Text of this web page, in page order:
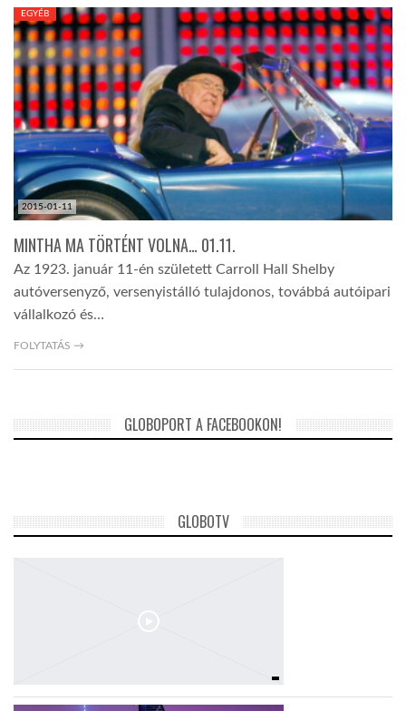
2015-01-11
EGYÉB
MINTHA MA TÖRTÉNT VOLNA… 01.11.
Az 1923. január 11-én született Carroll Hall Shelby
autóversenyző, versenyistálló tulajdonos, továbbá autóipari
vállalkozó és…
FOLYTATÁS →
GLOBOPORT A FACEBOOKON!
GLOBOTV